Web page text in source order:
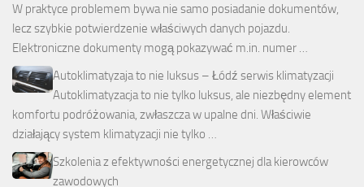
W praktyce problemem bywa nie samo posiadanie dokumentów,
lecz szybkie potwierdzenie właściwych danych pojazdu.
Elektroniczne dokumenty mogą pokazywać m.in. numer …
Autoklimatyzaja to nie luksus – Łódź serwis klimatyzacji
Autoklimatyzacja to nie tylko luksus, ale niezbędny element
komfortu podróżowania, zwłaszcza w upalne dni. Właściwie
działający system klimatyzacji nie tylko …
Szkolenia z efektywności energetycznej dla kierowców
zawodowych